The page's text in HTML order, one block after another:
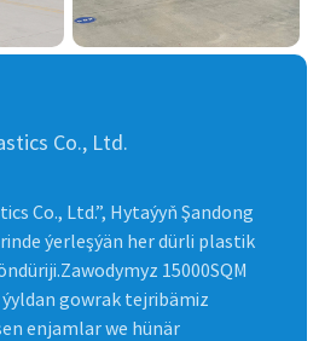
Co., Ltd.
Co., Ltd.”, Hytaýyň Şandong
ýerleşýän her dürli plastik
15000SQM
gowrak tejribämiz
enjamlar we hünär